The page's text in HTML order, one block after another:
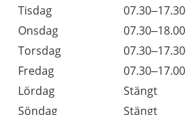
Tisdag
07.30–17.30
Onsdag
07.30–18.00
Torsdag
07.30–17.30
Fredag
07.30–17.00
Lördag
Stängt
Söndag
Stängt